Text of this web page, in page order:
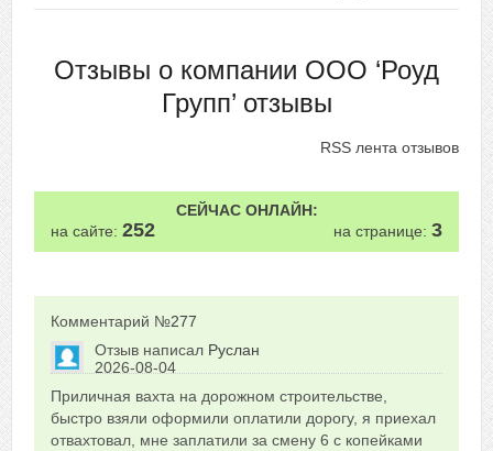
Отзывы о компании ООО ‘Роуд
Групп’ отзывы
RSS лента отзывов
СЕЙЧАС ОНЛАЙН:
на сайте: 252 на странице: 3
Комментарий №277
Отзыв написал Руслан
2026-08-04
0
Сказать друзьям об отзыве
Приличная вахта на дорожном строительстве,
быстро взяли оформили оплатили дорогу, я приехал
отвахтовал, мне заплатили за смену 6 с копейками